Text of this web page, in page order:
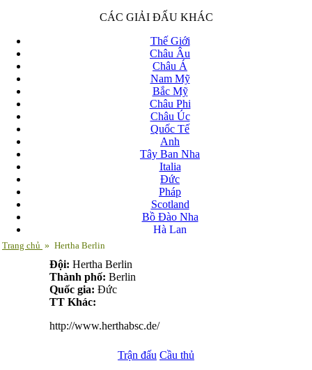
CÁC GIẢI ĐẤU KHÁC
Thế Giới
Châu Âu
Châu Á
Nam Mỹ
Bắc Mỹ
Châu Phi
Châu Úc
Quốc Tế
Anh
Tây Ban Nha
Italia
Đức
Pháp
Scotland
Bồ Đào Nha
Hà Lan
Bosnia-Herzgovina
Bắc Ireland
Trang chủ » Hertha Berlin
Đội: Hertha Berlin
Thành phố: Berlin
Quốc gia: Đức
TT Khác:
http://www.herthabsc.de/
Trận đấu Cầu thủ